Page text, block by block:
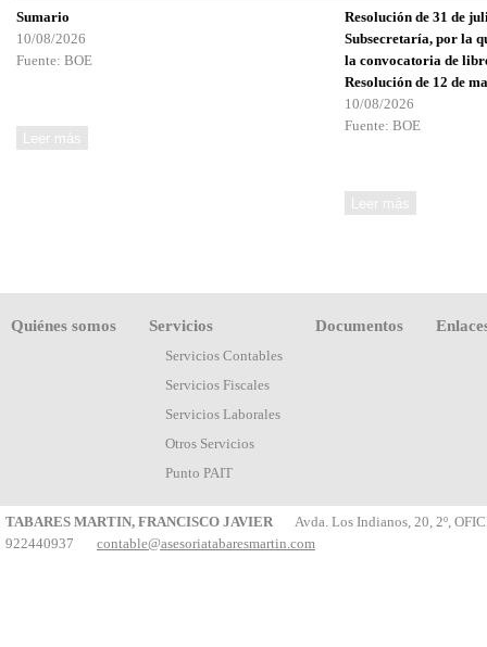
Sumario
10/08/2026
Fuente: BOE
Resolución de 31 de
Subsecretaría, por la
la convocatoria de
Resolución de 12 de
10/08/2026
Fuente: BOE
Quiénes somos Servicios
Servicios Contables
Servicios Fiscales
Servicios Laborales
Otros Servicios
Punto PAIT
Documentos
TABARES MARTIN, FRANCISCO JAVIERAvda. Los Indianos, 20, 2º,
922440937 contable@asesoriatabaresmartin.com